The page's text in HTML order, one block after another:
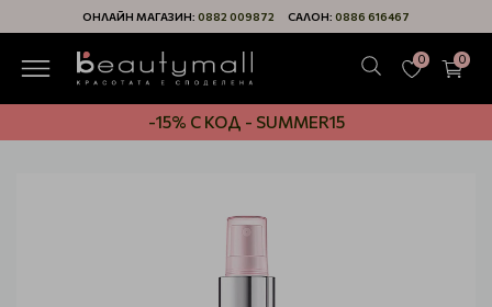
ОНЛАЙН МАГАЗИН: 0882 009872 САЛОН: 0886 616467
0 0
-15% С КОД - SUMMER15